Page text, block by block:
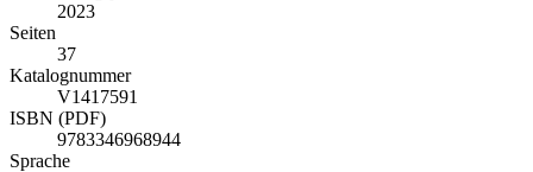
2023
Seiten
37
Katalognummer
V1417591
ISBN (PDF)
9783346968944
Sprache